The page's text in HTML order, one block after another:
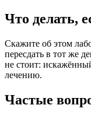
Что делать,
Скажите об этом
пересдать в тот же
не стоит:
лечению.
Частые